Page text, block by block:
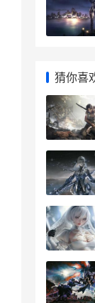
猜你喜